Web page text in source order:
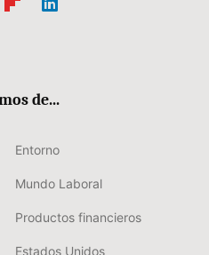
de...
Entorno
Mundo Laboral
Productos financieros
Estados Unidos